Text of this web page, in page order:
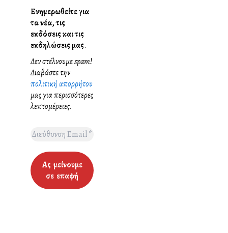
Ενημερωθείτε για
τα νέα, τις
εκδόσεις και τις
εκδηλώσεις μας.
Δεν στέλνουμε spam!
Διαβάστε την
πολιτική απορρήτου
μας για περισσότερες
λεπτομέρειες.